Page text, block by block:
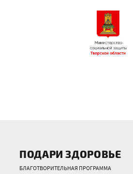
ПОДАРИ ЗДОРОВЬЕ
БЛАГОТВОРИТЕЛЬНАЯ ПРОГРАММА